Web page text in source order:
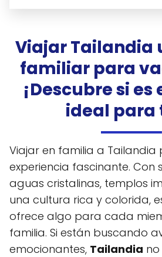
Viajar Tailandia
familiar para
¡Descubre si
ideal para
Viajar en familia a Tailandia
experiencia fascinante. Con
aguas cristalinas, templos
una cultura rica y colorida,
ofrece algo para cada
familia. Si están buscando
emocionantes, Tailandia no